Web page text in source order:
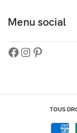
Menu social
TOUS